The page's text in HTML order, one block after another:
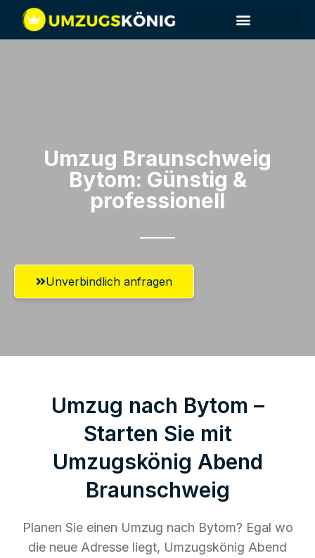
Umzug Braunschweig​
Bytom: Günstig &
professionell​
Unverbindlich anfragen
Umzug nach Bytom –
Starten Sie mit
Umzugskönig Abend
Braunschweig
Planen Sie einen Umzug nach Bytom? Egal wo
die neue Adresse liegt, Umzugskönig Abend